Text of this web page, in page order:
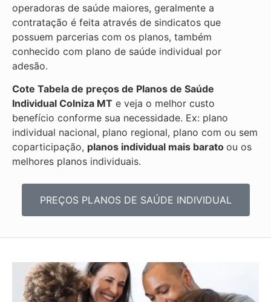
operadoras de saúde maiores, geralmente a
contratação é feita através de sindicatos que
possuem parcerias com os planos, também
conhecido com plano de saúde individual por
adesão.
Cote Tabela de preços de Planos de Saúde
Individual Colniza MT e veja o melhor custo
benefício conforme sua necessidade. Ex: plano
individual nacional, plano regional, plano com ou sem
coparticipação, planos individual mais barato ou os
melhores planos individuais.
PREÇOS PLANOS DE SAÚDE INDIVIDUAL